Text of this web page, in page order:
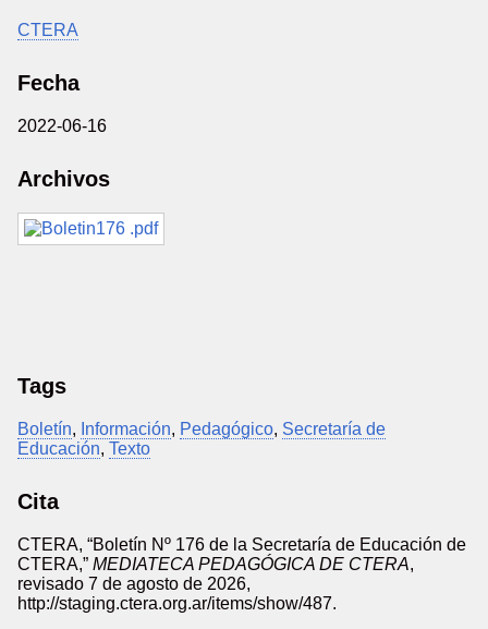
CTERA
Fecha
2022-06-16
Archivos
Tags
Boletín, Información, Pedagógico, Secretaría de
Educación, Texto
Cita
CTERA, “Boletín Nº 176 de la Secretaría de Educación de
CTERA,” MEDIATECA PEDAGÓGICA DE CTERA,
revisado 7 de agosto de 2026,
http://staging.ctera.org.ar/items/show/487.